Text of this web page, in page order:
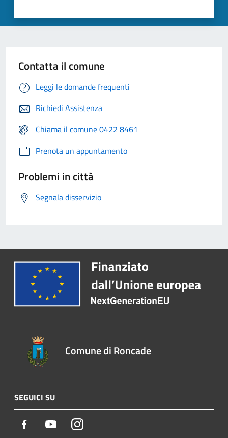
Contatta il comune
Leggi le domande frequenti
Richiedi Assistenza
Chiama il comune 0422 8461
Prenota un appuntamento
Problemi in città
Segnala disservizio
Comune di Roncade
SEGUICI SU
Facebook YoutubeInstagram